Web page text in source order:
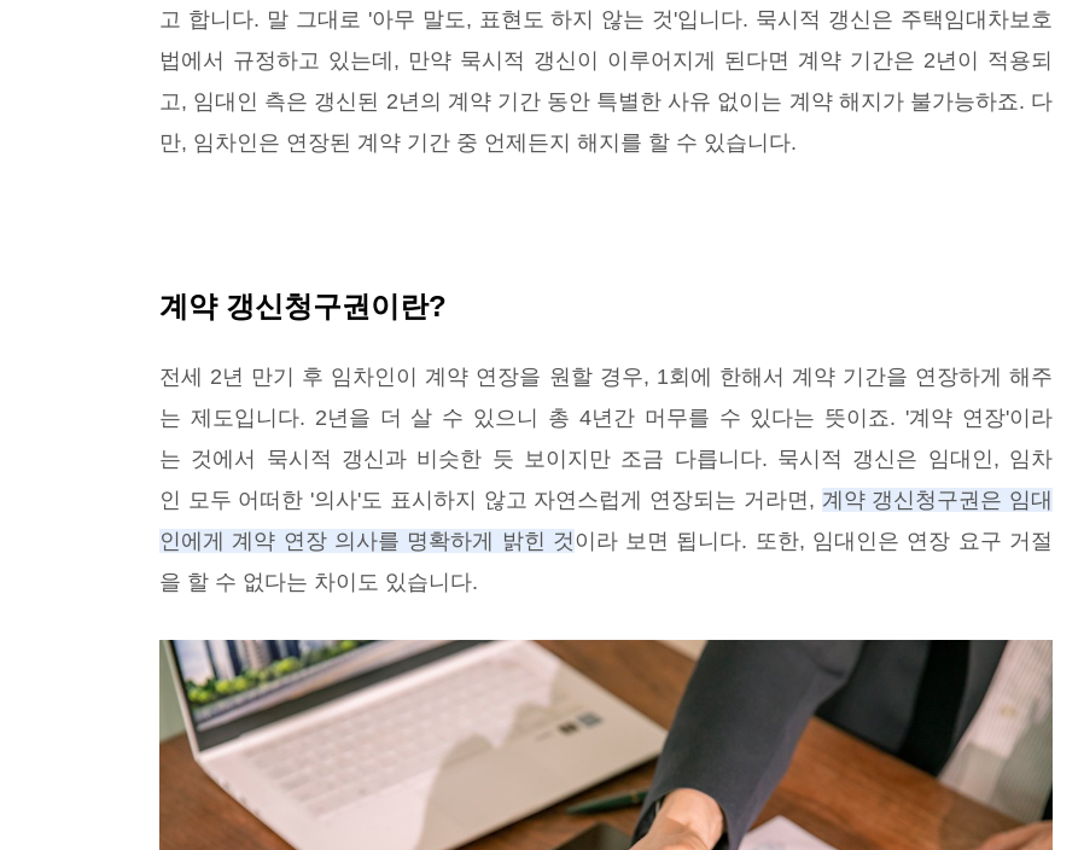
고 합니다. 말 그대로 '아무 말도, 표현도 하지 않는 것'입니다. 묵시적 갱신은 주택임대차보호
법에서 규정하고 있는데, 만약 묵시적 갱신이 이루어지게 된다면 계약 기간은 2년이 적용되
고, 임대인 측은 갱신된 2년의 계약 기간 동안 특별한 사유 없이는 계약 해지가 불가능하죠. 다
만, 임차인은 연장된 계약 기간 중 언제든지 해지를 할 수 있습니다.
계약 갱신청구권이란?
전세 2년 만기 후 임차인이 계약 연장을 원할 경우, 1회에 한해서 계약 기간을 연장하게 해주
는 제도입니다. 2년을 더 살 수 있으니 총 4년간 머무를 수 있다는 뜻이죠. '계약 연장'이라
는 것에서 묵시적 갱신과 비슷한 듯 보이지만 조금 다릅니다. 묵시적 갱신은 임대인, 임차
인 모두 어떠한 '의사'도 표시하지 않고 자연스럽게 연장되는 거라면, 계약 갱신청구권은 임대
인에게 계약 연장 의사를 명확하게 밝힌 것이라 보면 됩니다. 또한, 임대인은 연장 요구 거절
을 할 수 없다는 차이도 있습니다.